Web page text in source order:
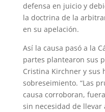
defensa en juicio y
la doctrina de la
en su apelación.
Así la causa pasó a la
partes plantearon sus
Cristina Kirchner y sus
sobreseimiento. “Las
causa corroboran,
sin necesidad de